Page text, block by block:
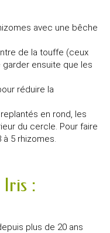
avec une bêche
de la touffe (ceux
ensuite que les
réduire la
en rond, les
du cercle. Pour faire
5 rhizomes.
:
plus de 20 ans